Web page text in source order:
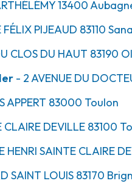
13400
FÉLIX PIJEAUD 83110
CLOS DU HAUT 83190
- 2 AVENUE DU
APPERT 83000 Toulon
CLAIRE DEVILLE 83100
HENRI SAINTE CLAIRE
SAINT LOUIS 83170